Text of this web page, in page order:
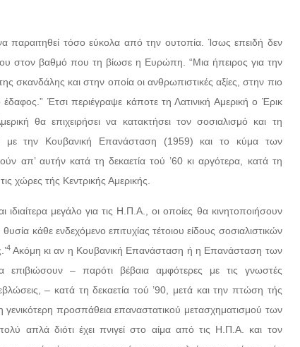
παραιτηθεί τόσο εύκολα από την ουτοπία. Ίσως επειδή δεν
στον βαθμό που τη βίωσε η Ευρώπη. “Μια ήπειρος για την
σκανδάλης και στην οποία οι ανθρωπιστικές αξίες, στην πιο
Έτσι περιέγραψε κάποτε τη Λατινική Αμερική ο Έρικ
θα επιχειρήσει να κατακτήσει τον σοσιαλισμό και τη
την Κουβανική Επανάσταση (1959) και το κύμα των
απ’ αυτήν κατά τη δεκαετία τού ’60 κι αργότερα, κατά τη
χώρες τής Κεντρικής Αμερικής.
ιδιαίτερα μεγάλο για τις Η.Π.Α., οι οποίες θα κινητοποιήσουν
κάθε ενδεχόμενο επιτυχίας τέτοιου είδους σοσιαλιστικών
4Ακόμη κι αν η Κουβανική Επανάσταση ή η Επανάσταση των
επιβιώσουν – παρότι βέβαια αμφότερες με τις γνωστές
– κατά τη δεκαετία τού ’90, μετά και την πτώση τής
γενικότερη προσπάθεια επαναστατικού μετασχηματισμού των
απλά διότι έχει πνιγεί στο αίμα από τις Η.Π.Α. και τον